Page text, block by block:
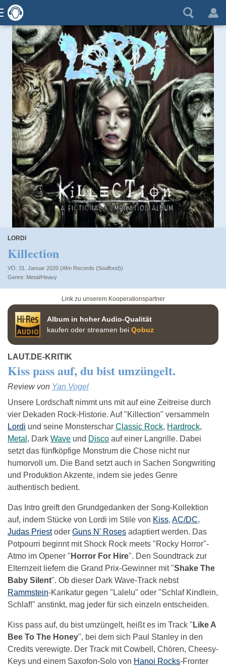
LORDI
Killection
VÖ: 31. Januar 2020 (Afm Records (Soulfood))
Metal/Heavy
Link zu unserem Kooperationspartner
Album in hoher Audio-Qualität
kaufen oder streamen bei Qobuz
LAUT.DE-KRITIK
Kiss pass auf, du bist umzüngelt.
Review von Yan Vogel
Unsere Lordschaft nimmt uns mit auf eine Zeitreise durch
vier Dekaden Rock-Historie. Auf "Killection" versammeln
Lordi und seine Monsterschar Classic Rock, Hardrock,
Metal , Dark Wave und Disco auf einer Langrille. Dabei
setzt das fünfköpfige Monstrum die Chose nicht nur
humorvoll um. Die Band setzt auch in Sachen Songwriting
und Produktion Akzente, indem sie jedes Genre
authentisch bedient.
Das Intro greift den Grundgedanken der Song-Kollektion
auf, indem Stücke von Lordi im Stile von Kiss, AC/DC,
Judas Priestoder Guns N' Roses adaptiert werden. Das
Potpourri beginnt mit Shock Rock meets "Rocky Horror"-
Atmo im Opener " Horror For Hire". Den Soundtrack zur
Elternzeit liefern die Grand Prix-Gewinner mit "Shake The
Baby Silent". Ob dieser Dark Wave-Track nebst
Rammstein-Karikatur gegen "Lalelu" oder "Schlaf Kindlein,
Schlaf!" anstinkt, mag jeder für sich einzeln entscheiden.
Kiss pass auf, du bist umzüngelt, heißt es im Track " Like A
Bee To The Honey", bei dem sich Paul Stanley in den
Credits verewigte. Der Track mit Cowbell, Chören, Cheesy-
Keys und einem Saxofon-Solo von Hanoi Rocks-Fronter